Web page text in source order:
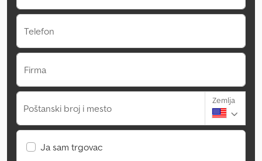
Telefon
Firma
Poštanski broj i mesto
Zemlja
Ja sam trgovac